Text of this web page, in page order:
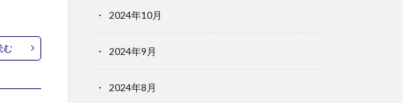
む
2024年10月
2024年9月
2024年8月